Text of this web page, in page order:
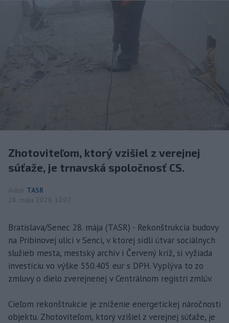
Zhotoviteľom, ktorý vzišiel z verejnej
súťaže, je trnavská spoločnosť CS.
Autor TASR
28. mája 2026 10:07
Bratislava/Senec 28. mája (TASR) - Rekonštrukcia budovy
na Pribinovej ulici v Senci, v ktorej sídli útvar sociálnych
služieb mesta, mestský archív i Červený kríž, si vyžiada
investíciu vo výške 550.405 eur s DPH. Vyplýva to zo
zmluvy o dielo zverejnenej v Centrálnom registri zmlúv.
Cieľom rekonštrukcie je zníženie energetickej náročnosti
objektu. Zhotoviteľom, ktorý vzišiel z verejnej súťaže, je